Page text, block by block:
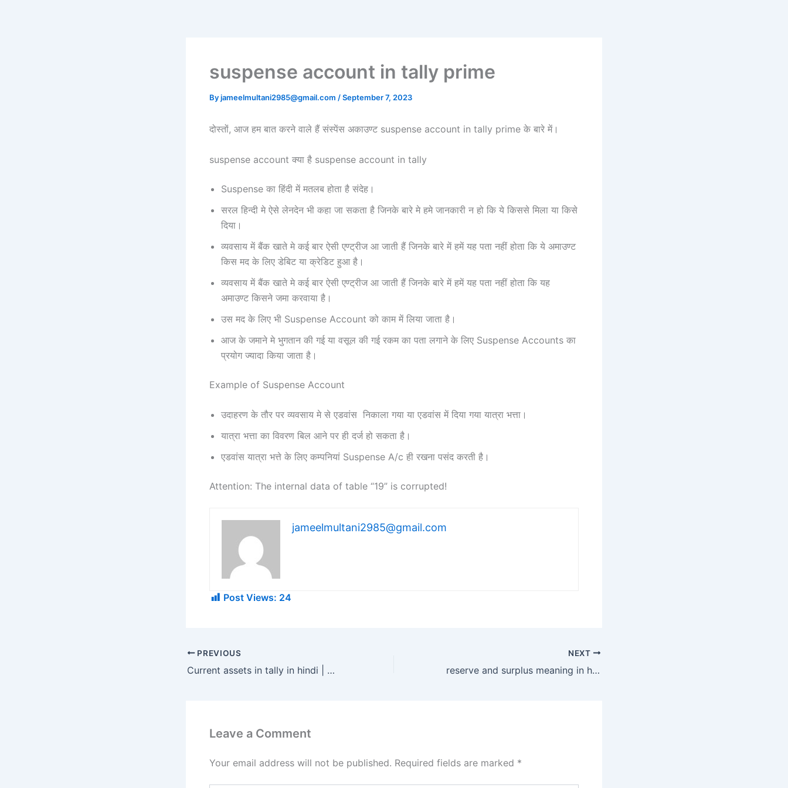
suspense account in tally prime
Byjameelmultani2985@gmail.com /September 7, 2023
दोस्तों, आज हम बात करने वाले हैं संस्पेंस अकाउण्ट suspense account in tally prime के बारे में।
suspense account क्या है suspense account in tally
Suspense का हिंदी में मतलब होता है संदेह।
सरल हिन्दी मे ऐसे लेनदेन भी कहा जा सकता है जिनके बारे मे हमे जानकारी न हो कि ये किससे मिला या किसे
दिया।
व्यवसाय में बैंक खाते मे कई बार ऐसी एण्ट्रीज आ जाती हैं जिनके बारे में हमें यह पता नहीं होता कि ये अमाउण्ट
किस मद के लिए डेबिट या क्रेडिट हुआ है।
व्यवसाय में बैंक खाते मे कई बार ऐसी एण्ट्रीज आ जाती हैं जिनके बारे में हमें यह पता नहीं होता कि यह
अमाउण्ट किसने जमा करवाया है।
उस मद के लिए भी Suspense Account को काम में लिया जाता है।
आज के जमाने मे भुगतान की गई या वसूल की गई रकम का पता लगाने के लिए Suspense Accounts का
प्रयोग ज्यादा किया जाता है।
Example of Suspense Account
उदाहरण के तौर पर व्यवसाय मे से एडवांस निकाला गया या एडवांस में दिया गया यात्रा भत्ता।
यात्रा भत्ता का विवरण बिल आने पर ही दर्ज हो सकता है।
एडवांस यात्रा भत्ते के लिए कम्पनियां Suspense A/c ही रखना पसंद करती है।
Attention: The internal data of table “19” is corrupted!
jameelmultani2985@gmail.com
Post Views: 24
PREVIOUS
Current assets in tally in hindi | चालु सम्पतियां क्या है
NEXT
reserve and surplus meaning in hindi | रिज़र्व और अधिशेष क्या है
Leave a Comment
Your email address will not be published. Required fields are marked *